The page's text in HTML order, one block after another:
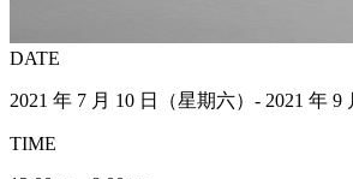
DATE
2021 年 7 月 10 日（星期六）- 2021 年 9
TIME